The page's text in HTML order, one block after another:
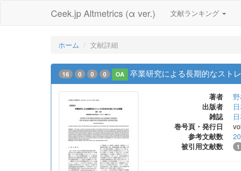
Ceek.jp Altmetrics (α ver.) 文献ランキング
ホーム 文献詳細
16 0 0 0 OA 卒業研究による長期的なスト
著者
出版者
雑誌
巻号頁・発行日
参考文献数
20
被引用文献数
1